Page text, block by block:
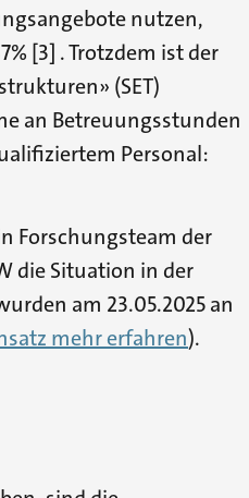
nutzen,
[3] . Trotzdem ist der
(SET)
an Betreuungsstunden
Personal:
Forschungsteam der
die Situation in der
am 23.05.2025 an
mehr erfahren).